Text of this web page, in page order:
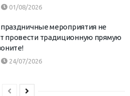
01/08/2026
праздничные мероприятия не
провести традиционную прямую
24/07/2026